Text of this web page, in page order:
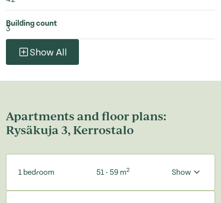
Building count
3
Show All
Apartments and floor plans:
Rysäkuja 3, Kerrostalo
1 bedroom 51 - 59 m2 Show